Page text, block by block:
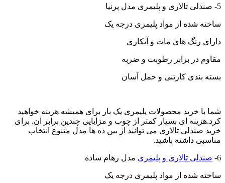
5- صندلی تالاری و پلیمری مدل پرنیا
ساخته شده از مواد پلیمری درجه یک
دارای رنگ های مات و آبکاری
مقاوم در برابر رطوبت و ضربه
بسته بندی کارتنی و حمل آسان
شما با خرید محصولات پلیمری یک بار برای همیشه هزینه خواهید
کرد.هزینه ای بسیار کمتر از چوب و مزایایی چندین برابر ان. برای
خرید صندلی تالاری می توانید از بین ده ها مدل متنوع انتخاب
مناسبی داشته باشید.
6- صندلی تالاری و پلیمری مدل رهام ساده
ساخته شده از مواد پلیمری درجه یک